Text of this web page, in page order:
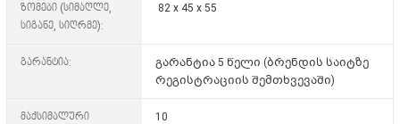
ზომები (სიმაღლე,
სიგანე, სიღრმე):
82 x 45 x 55
გარანტია:
გარანტია 5 წელი (ბრენდის საიტზე
რეგისტრაციის შემთხვევაში)
მაქსიმალური
10